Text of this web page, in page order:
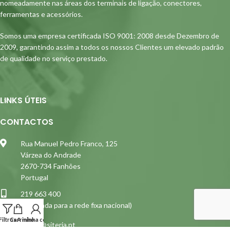
nomeadamente nas áreas dos terminais de ligação, conectores,
ferramentas e acessórios.
Somos uma empresa certificada ISO 9001: 2008 desde Dezembro de
2009, garantindo assim a todos os nossos Clientes um elevado padrão
de qualidade no serviço prestado.
LINKS ÚTEIS
CONTACTOS
Rua Manuel Pedro Franco, 125
Várzea do Andrade
2670-734 Fanhões
Portugal
219 663 400
(Chamada para a rede fixa nacional)
siterja@siterja.pt
Carrinho
A minha conta